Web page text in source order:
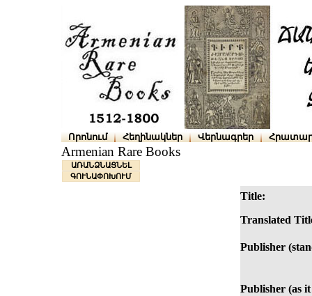
Որոնում Հեղինակներ Վերնագրեր
Armenian Rare Books
ԱՌԱՆՁՆԱՑՆԵԼ
ԳՈՒՆԱՓՈԽՈՒՄ
Title:
Translated
Publisher
Publisher (as